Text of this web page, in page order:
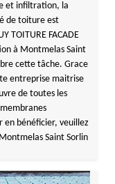
et infiltration, la
de toiture est
TOITURE FACADE
à Montmelas Saint
cette tâche. Grace
entreprise maitrise
de toutes les
en bénéficier, veuillez
Saint Sorlin